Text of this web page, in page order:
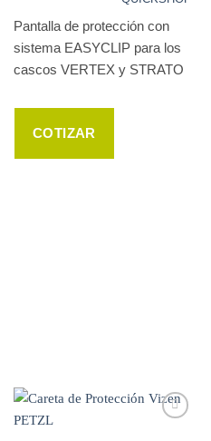
Pantalla de protección con
sistema EASYCLIP para los
cascos VERTEX y STRATO
COTIZAR